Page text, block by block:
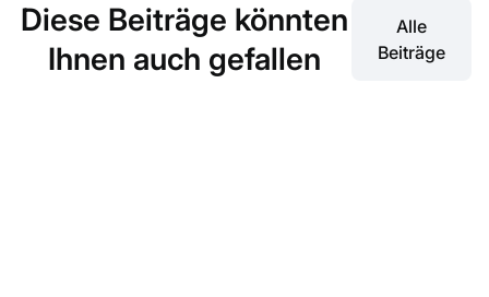
Diese Beiträge könnten
Ihnen auch gefallen
Alle
Beiträge